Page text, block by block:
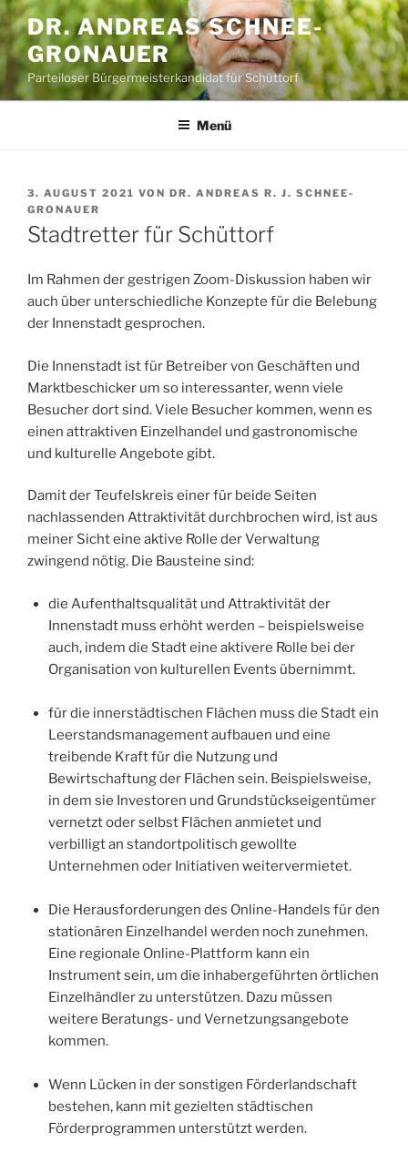
Zum
Inhalt
springen
DR. ANDREAS SCHNEE-
GRONAUER
Parteiloser Bürgermeisterkandidat für Schüttorf
Menü
VERÖFFENTLICHT
AM
3. AUGUST 2021 VON DR. ANDREAS R. J. SCHNEE-
GRONAUER
Stadtretter für Schüttorf
Im Rahmen der gestrigen Zoom-Diskussion haben wir
auch über unterschiedliche Konzepte für die Belebung
der Innenstadt gesprochen.
Die Innenstadt ist für Betreiber von Geschäften und
Marktbeschicker um so interessanter, wenn viele
Besucher dort sind. Viele Besucher kommen, wenn es
einen attraktiven Einzelhandel und gastronomische
und kulturelle Angebote gibt.
Damit der Teufelskreis einer für beide Seiten
nachlassenden Attraktivität durchbrochen wird, ist aus
meiner Sicht eine aktive Rolle der Verwaltung
zwingend nötig. Die Bausteine sind:
die Aufenthaltsqualität und Attraktivität der
Innenstadt muss erhöht werden – beispielsweise
auch, indem die Stadt eine aktivere Rolle bei der
Organisation von kulturellen Events übernimmt.
für die innerstädtischen Flächen muss die Stadt ein
Leerstandsmanagement aufbauen und eine
treibende Kraft für die Nutzung und
Bewirtschaftung der Flächen sein. Beispielsweise,
in dem sie Investoren und Grundstückseigentümer
vernetzt oder selbst Flächen anmietet und
verbilligt an standortpolitisch gewollte
Unternehmen oder Initiativen weitervermietet.
Die Herausforderungen des Online-Handels für den
stationären Einzelhandel werden noch zunehmen.
Eine regionale Online-Plattform kann ein
Instrument sein, um die inhabergeführten örtlichen
Einzelhändler zu unterstützen. Dazu müssen
weitere Beratungs- und Vernetzungsangebote
kommen.
Wenn Lücken in der sonstigen Förderlandschaft
bestehen, kann mitgezielten städtischen
Förderprogrammen unterstützt werden.